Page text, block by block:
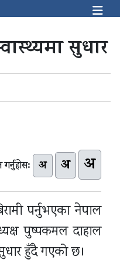
सुधार
अ अ अ
पर्नुभएका नेपाल
पुष्पकमल दाहाल
हुँदै गएको छ।